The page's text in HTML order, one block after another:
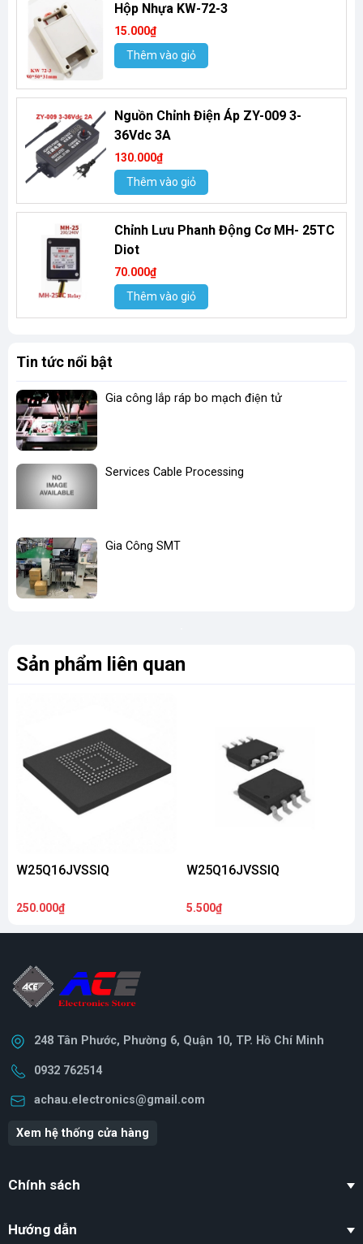
Hộp Nhựa KW-72-3
15.000₫
Thêm vào giỏ
Nguồn Chỉnh Điện Áp ZY-009 3-
36Vdc 3A
130.000₫
Thêm vào giỏ
Chỉnh Lưu Phanh Động Cơ MH- 25TC
Diot
70.000₫
Thêm vào giỏ
Tin tức nổi bật
Gia công lắp ráp bo mạch điện tử
Services Cable Processing
Gia Công SMT
Sản phẩm liên quan
W25Q16JVSSIQ
250.000₫
W25Q16JVSSIQ
5.500₫
248 Tân Phước, Phường 6, Quận 10, TP. Hồ Chí Minh
0932 762514
achau.electronics@gmail.com
Xem hệ thống cửa hàng
Chính sách
Hướng dẫn